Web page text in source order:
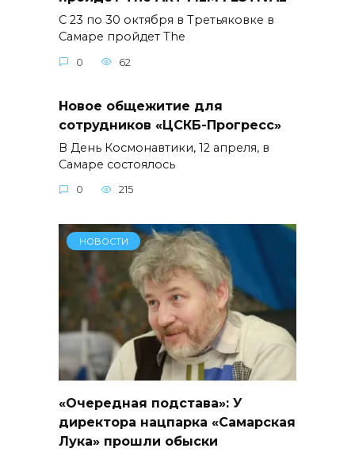
С 23 по 30 октября в Третьяковке в
Самаре пройдет The
0 62
Новое общежитие для
сотрудников «ЦСКБ-Прогресс»
В День Космонавтики, 12 апреля, в
Самаре состоялось
0 215
НОВОСТИ
«Очередная подстава»: У
директора нацпарка «Самарская
Лука» прошли обыски